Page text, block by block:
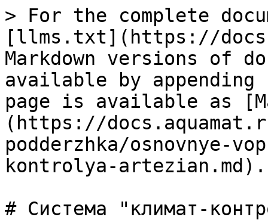
> For the complete
[llms.txt](https://
Markdown versions of
available by
page is available as
(https://
podderzhka/osnovnye-
kontrolya-artezian.md).
# Система "климат-